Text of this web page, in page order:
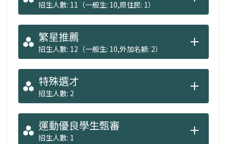
招生人數: 11（一般生: 10,原住民: 1）
繁星推薦
招生人數: 12（一般生: 10,外加名額: 2）
特殊選才
招生人數: 2
運動優良學生甄審
招生人數: 1